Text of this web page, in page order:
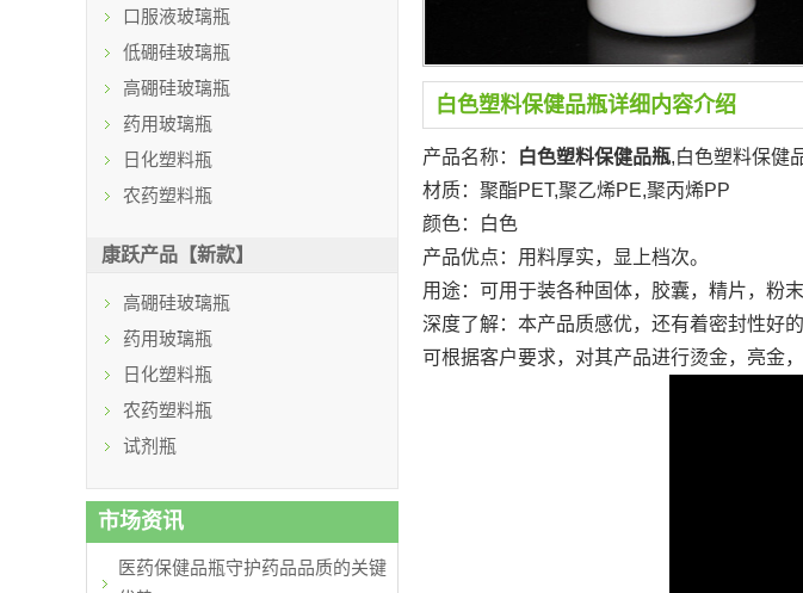
白色塑料保健品瓶详细内容介绍
产品名称： 白色塑料保健品瓶,白色塑料保健
材质：聚酯PET,聚乙烯PE,聚丙烯PP
颜色：白色
产品优点：用料厚实，显上档次。
用途：可用于装各种固体，胶囊，精片，粉
深度了解：本产品质感优，还有着密封性好的
可根据客户要求，对其产品进行烫金，亮金
口服液玻璃瓶
低硼硅玻璃瓶
高硼硅玻璃瓶
药用玻璃瓶
日化塑料瓶
农药塑料瓶
康跃产品【新款】
高硼硅玻璃瓶
药用玻璃瓶
日化塑料瓶
农药塑料瓶
试剂瓶
市场资讯
医药保健品瓶守护药品品质的关键